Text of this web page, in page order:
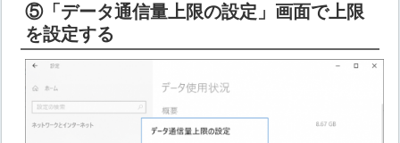
⑤「データ通信量上限の設定」画面で上限
を設定する